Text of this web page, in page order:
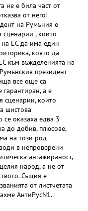
не е била част от
от него!
на Румъния е
сценарии , които
на ЕС да има един
която да
към въжделенията на
президент
все още са
гарантиран, а е
сценарии, които
шистова
се оказаха едва 3
до добив, плюсове,
на този род
в непроверени
ангажираност,
народ, а не от
Същия е
от листчетата
АнтиРусN1.